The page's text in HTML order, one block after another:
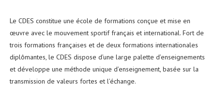
Le CDES constitue une école de formations conçue et mise en
œuvre avec le mouvement sportif français et international. Fort de
trois formations françaises et de deux formations internationales
diplômantes, le CDES dispose d’une large palette d’enseignements
et développe une méthode unique d’enseignement, basée sur la
transmission de valeurs fortes et l’échange.